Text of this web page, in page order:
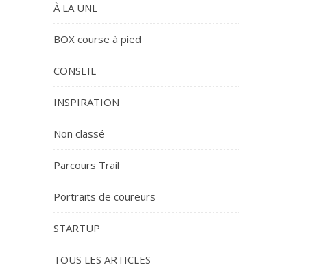
À LA UNE
BOX course à pied
CONSEIL
INSPIRATION
Non classé
Parcours Trail
Portraits de coureurs
STARTUP
TOUS LES ARTICLES